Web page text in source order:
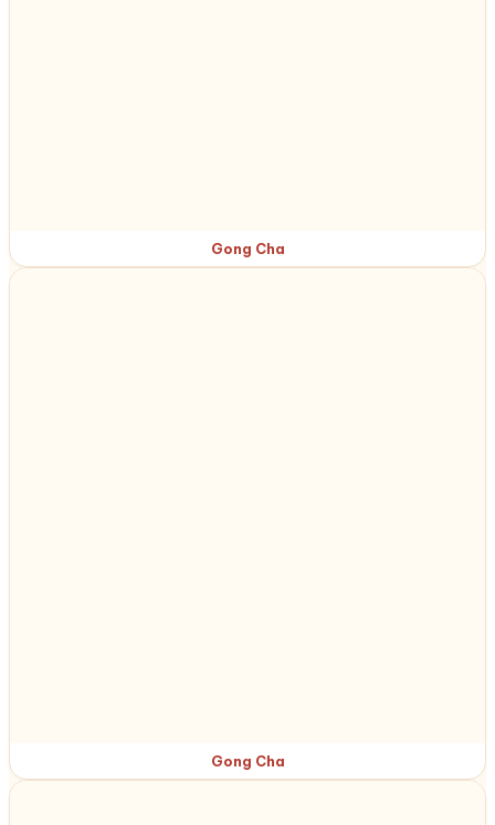
Gong Cha
Gong Cha